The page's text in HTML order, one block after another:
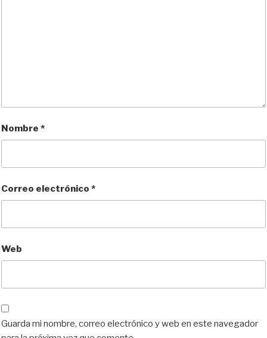
Nombre *
Correo electrónico *
Web
Guarda mi nombre, correo electrónico y web en este navegador